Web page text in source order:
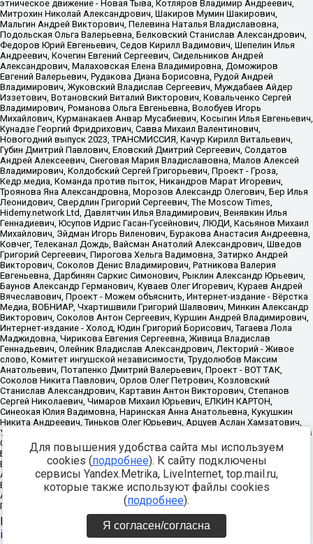
Источник:
https://minjust.gov.ru/uploaded/files/reestr-
inostrannyih-agentov-22-03-2024.pdf
данные на
Для повышения удобства сайта мы используем
cookies (подробнее). К сайту подключены
сервисы Yandex.Metrika, LiveInternet, top.mail.ru,
которые также используют файлы cookies
(подробнее).
Я согласен/согласна